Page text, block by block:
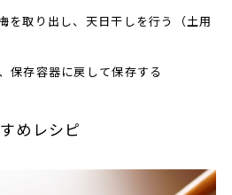
を取り出し、天日干しを行う（土用
保存容器に戻して保存する
めレシピ